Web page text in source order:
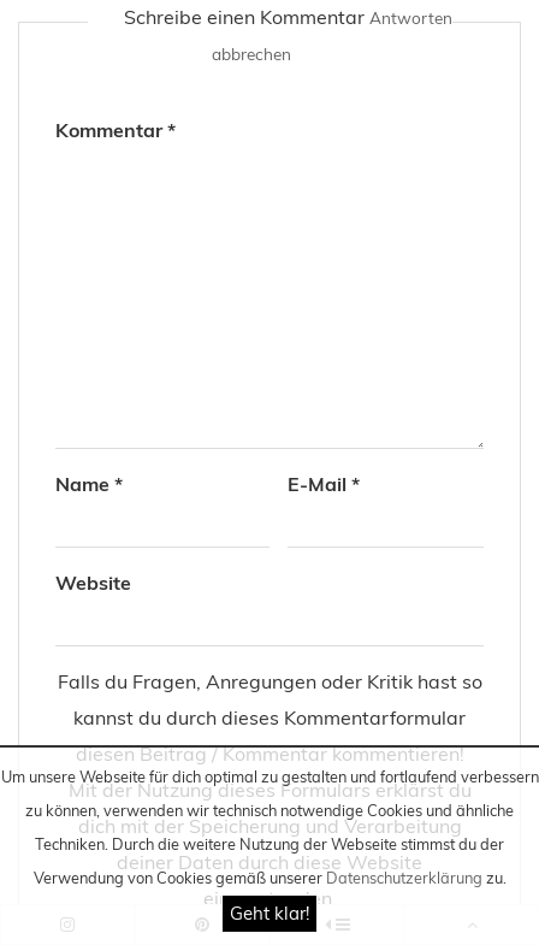
Um unsere Webseite für dich optimal zu gestalten und fortlaufend verbessern
zu können, verwenden wir technisch notwendige Cookies und ähnliche
Techniken . Durch die weitere Nutzung der Webseite stimmst du der
Verwendung von Cookies gemäß unserer Datenschutzerklärung zu.
Geht klar!
Schreibe einen Kommentar Antworten
abbrechen
Kommentar*
Name * E-Mail *
Website
Falls du Fragen, Anregungen oder Kritik hast so
kannst du durch dieses Kommentarformular
diesen Beitrag / Kommentar kommentieren!
Mit der Nutzung dieses Formulars erklärst du
dich mit der Speicherung und Verarbeitung
deiner Daten durch diese Website
einverstanden.
Informationen zur Speicherung und